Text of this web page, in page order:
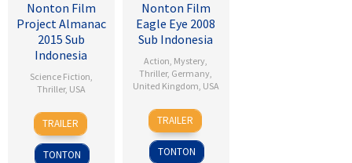
Nonton Film
Project Almanac
2015 Sub
Indonesia
Science Fiction,
Thriller, USA
28
Jan
2015
Dean
Israelite
TRAILER
TONTON
Nonton Film
Eagle Eye 2008
Sub Indonesia
Action, Mystery,
Thriller, Germany,
United Kingdom, USA
25
Sep
2008
D.J.
Caruso
TRAILER
TONTON